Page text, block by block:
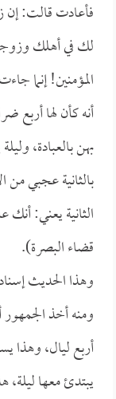
فأعادت قالت: إن
لك في أهلك
المؤمنين! إنما
أنه كأن لها أربع
بهن بالعبادة،
بالثانية عجبي
الثانية يعني:
قضاء البصرة).
وهذا الحديث
ومنه أخذ
أربع ليال، وهذا
يبتدئ معها